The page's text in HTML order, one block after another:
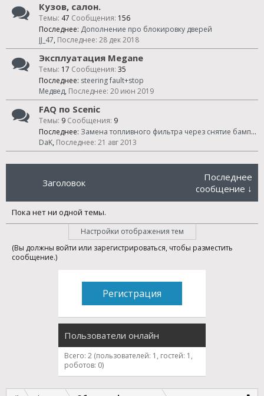
Кузов, салон.
Темы: 47 Сообщения: 156
Последнее: Дополнение про блокировку дверей
JJ_47, 28 дек 2018
Эксплуатация Megane
Темы: 17 Сообщения: 35
Последнее: steering fault+stop
Медвед, 20 июн 2019
FAQ по Scenic
Темы: 9 Сообщения: 9
Последнее: Замена топливного фильтра через снятие бампера (Scenic 2)
DaK, 21 авг 2013
Заголовок
Последнее
сообщение ↓
Пока нет ни одной темы.
Настройки отображения тем
(Вы должны войти или зарегистрироваться, чтобы разместить
сообщение.)
Регистрация
Пользователи онлайн
Всего: 2 (пользователей: 1, гостей: 1,
роботов: 0)